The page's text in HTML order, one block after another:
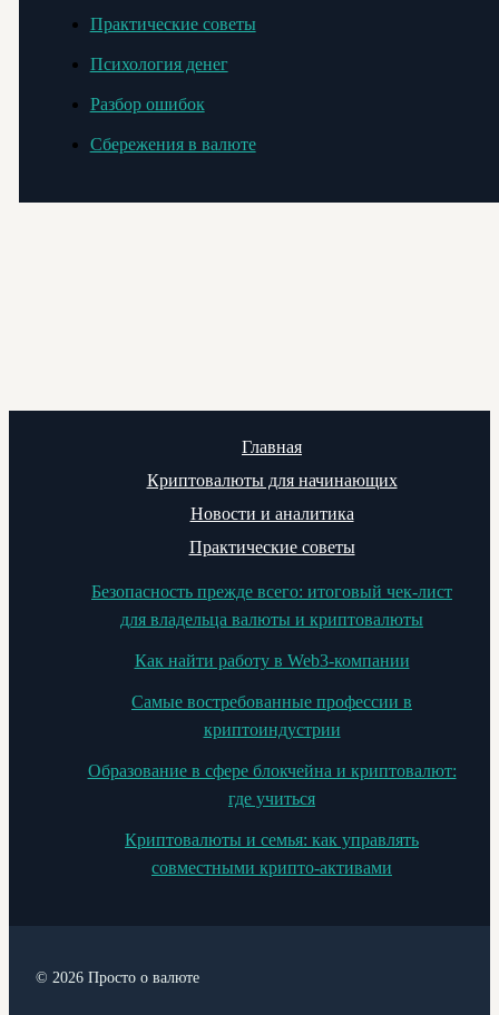
Практические советы
Психология денег
Разбор ошибок
Сбережения в валюте
Главная
Криптовалюты для начинающих
Новости и аналитика
Практические советы
Безопасность прежде всего: итоговый чек-лист
для владельца валюты и криптовалюты
Как найти работу в Web3-компании
Самые востребованные профессии в
криптоиндустрии
Образование в сфере блокчейна и криптовалют:
где учиться
Криптовалюты и семья: как управлять
совместными крипто-активами
© 2026 Просто о валюте